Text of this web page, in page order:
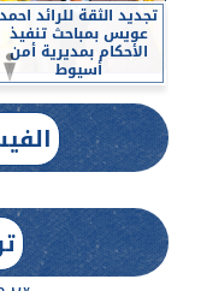
تجديد الثقة للرائد احمد
عويس بمباحث تنفيذ
الأحكام بمديرية أمن
أسيوط